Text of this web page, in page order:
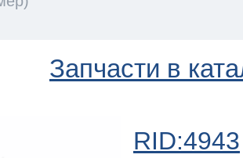
Запчасти в
RID:4943